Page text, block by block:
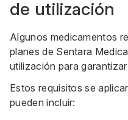
de utilización
Algunos medicamentos
planes de Sentara
utilización para
Estos requisitos se
pueden incluir: